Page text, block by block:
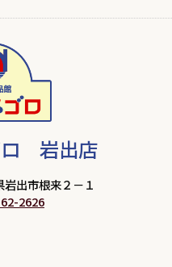
ロ 岩出店
出市根来２－１
2626